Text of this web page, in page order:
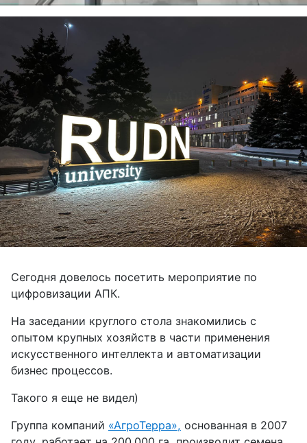
Сегодня довелось посетить мероприятие по
цифровизации АПК.
На заседании круглого стола знакомились с
опытом крупных хозяйств в части применения
искусственного интеллекта и автоматизации
бизнес процессов.
Такого я еще не видел)
Группа компаний «АгроТерра», основанная в 2007